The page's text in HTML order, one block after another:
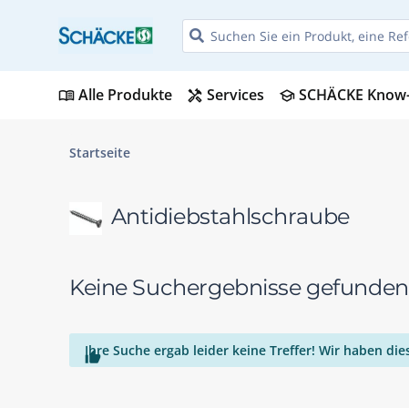
menu_bookAlle Produkte handyman Services schoolSCHÄCKE
Startseite
Antidiebstahlschraube
Keine Suchergebnisse gefunden

Ihre Suche ergab leider keine Treffer! Wir haben